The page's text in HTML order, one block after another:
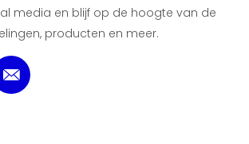
media en blijf op de hoogte van de
producten en meer.